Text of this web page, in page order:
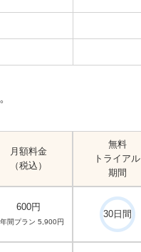
月額料金
（税込）
無料
トライアル
期間
600円
間プラン 5,900円
30日間